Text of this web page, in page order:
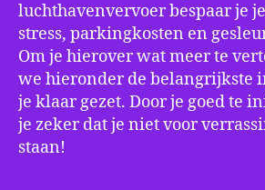
luchthavenvervoer bespaar je
stress, parkingkosten en
Om je hierover wat meer te
we hieronder de belangrijkste
je klaar gezet. Door je goed te
je zeker dat je niet voor
staan!